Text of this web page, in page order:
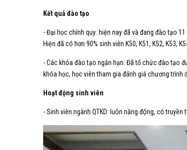
Kết quả đào tạo
- Đại học chính quy: hiện nay đã và đang đào tạo 11
Hiện đã có hơn 90% sinh viên K50, K51, K52, K53,
- Các khóa đào tạo ngắn hạn: Đã tổ chức đào tạo
khóa học, học viên tham gia đánh giá chương trình
Hoạt động sinh viên
- Sinh viên ngành QTKD: luôn năng động, có